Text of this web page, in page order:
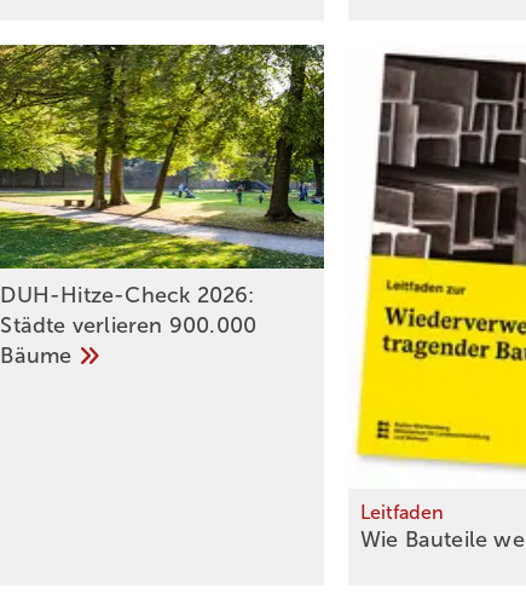
DUH-Hitze-Check 2026:
Städte verlieren 900.000
Bäume
Leitfaden
Wie Bauteile